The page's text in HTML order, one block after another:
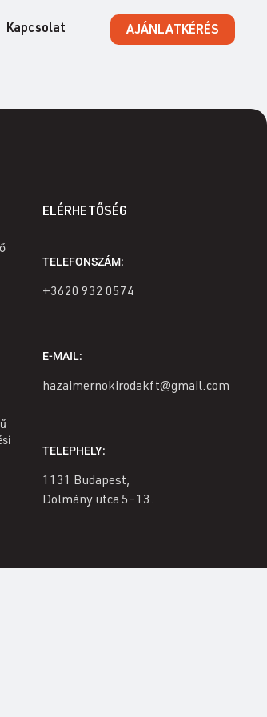
Kapcsolat AJÁNLATKÉRÉS
ELÉRHETŐSÉG
TELEFONSZÁM:
+3620 932 0574
E-MAIL:
hazaimernokirodakft@gmail.com
TELEPHELY:
1131 Budapest,
Dolmány utca 5-13.